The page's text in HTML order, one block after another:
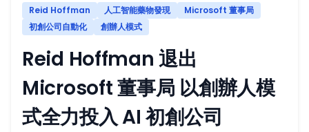
Reid Hoffman 人工智能藥物發現
Microsoft 董事局
初創公司自動化
創辦人模式
Reid Hoffman 退出
Microsoft 董事局 以創辦人模
式全力投入 AI 初創公司